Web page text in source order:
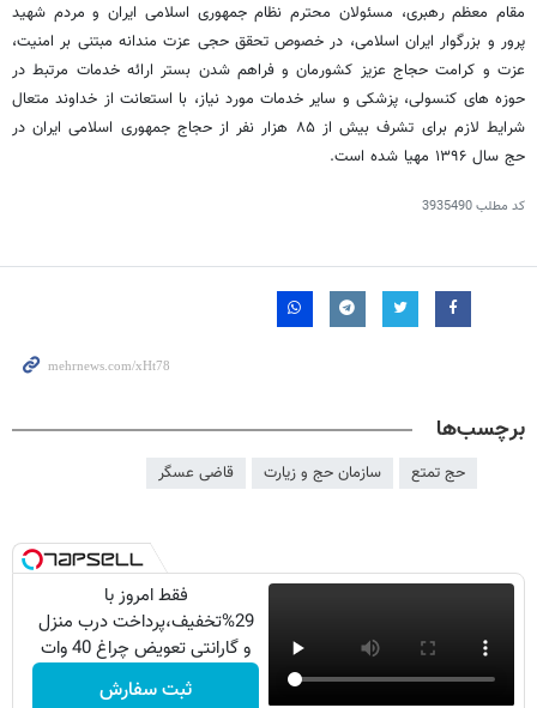
مقام معظم رهبری، مسئولان محترم نظام جمهوری اسلامی ایران و مردم شهید
پرور و بزرگوار ایران اسلامی، در خصوص تحقق حجی عزت مندانه مبتنی بر امنیت،
عزت و کرامت حجاج عزیز کشورمان و فراهم شدن بستر ارائه خدمات مرتبط در
حوزه های کنسولی، پزشکی و سایر خدمات مورد نیاز، با استعانت از خداوند متعال
شرایط لازم برای تشرف بیش از ۸۵ هزار نفر از حجاج جمهوری اسلامی ایران در
حج سال ۱۳۹۶ مهیا شده است.
کد مطلب3935490
برچسب‌ها
حج تمتع سازمان حج و زیارت قاضی عسگر
فقط امروز با
29%تخفیف،پرداخت درب منزل
و گارانتی تعویض چراغ 40 وات
بخر
ثبت سفارش